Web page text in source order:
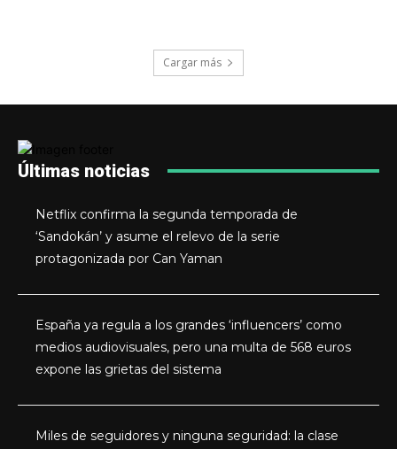
Cargar más
Últimas noticias
Netflix confirma la segunda temporada de
‘Sandokán’ y asume el relevo de la serie
protagonizada por Can Yaman
España ya regula a los grandes ‘influencers’ como
medios audiovisuales, pero una multa de 568 euros
expone las grietas del sistema
Miles de seguidores y ninguna seguridad: la clase